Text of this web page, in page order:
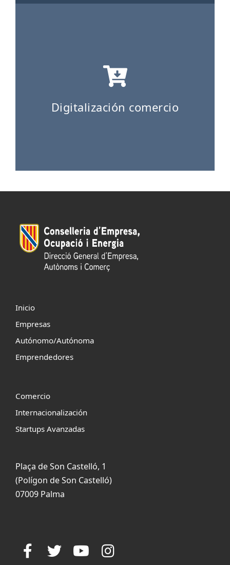
Digitalización comercio
Inicio
Empresas
Autónomo/Autónoma
Emprendedores
Comercio
Internacionalización
Startups Avanzadas
Plaça de Son Castelló, 1
(Polígon de Son Castelló)
07009 Palma